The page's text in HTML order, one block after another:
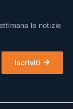
le notizie
Iscriviti